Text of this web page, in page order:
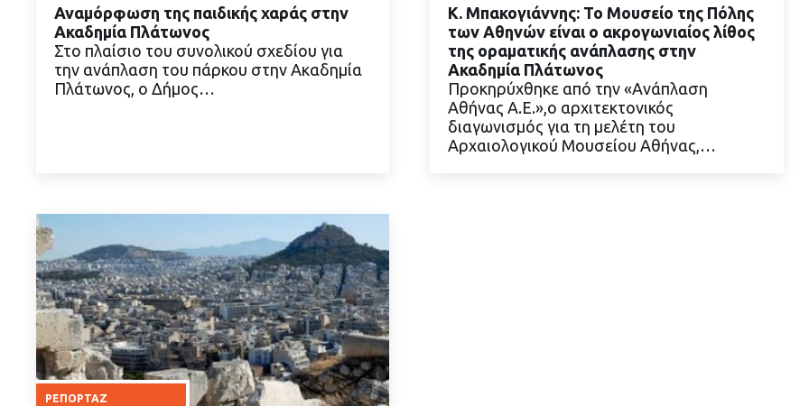
ΔΙΑΒΑΣΤΕ ΠΕΡΙΣΣΟΤΕΡΑ
Αναμόρφωση της παιδικής χαράς στην
Ακαδημία Πλάτωνος
Στο πλαίσιο του συνολικού σχεδίου για
την ανάπλαση του πάρκου στην Ακαδημία
Πλάτωνος, ο Δήμος…
ΔΙΑΒΑΣΤΕ ΠΕΡΙΣΣΟΤΕΡΑ
Κ. Μπακογιάννης: Το Μουσείο της Πόλης
των Αθηνών είναι ο ακρογωνιαίος λίθος
της οραματικής ανάπλασης στην
Ακαδημία Πλάτωνος
Προκηρύχθηκε από την «Ανάπλαση
Αθήνας Α.Ε.»,ο αρχιτεκτονικός
διαγωνισμός για τη μελέτη του
Αρχαιολογικού Μουσείου Αθήνας,…
ΡΕΠΟΡΤΆΖ